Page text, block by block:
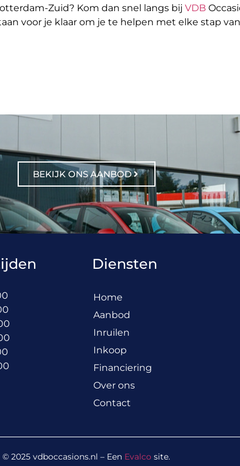
Zuid? Kom dan snel langs bij VDB
voor je klaar om je te helpen met elke stap
BEKIJK ONS AANBOD
Diensten
Home
Aanbod
Inruilen
Inkoop
Financiering
Over ons
Contact
© 2025 vdboccasions.nl – Een Evalco site.